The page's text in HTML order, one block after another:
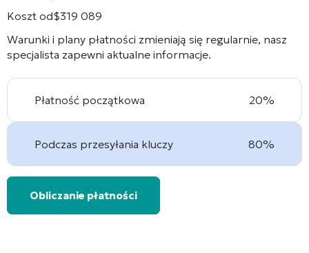
Koszt od$319 089
Warunki i plany płatności zmieniają się regularnie, nasz
specjalista zapewni aktualne informacje.
Płatność początkowa 20%
Podczas przesyłania kluczy 80%
Obliczanie płatności